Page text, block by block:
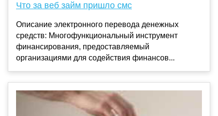
Что за веб займ пришло смс
Описание электронного перевода денежных
средств: Многофункциональный инструмент
финансирования, предоставляемый
организациями для содействия финансов...